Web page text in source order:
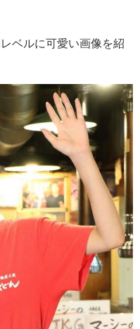
ベルに可愛い画像を紹